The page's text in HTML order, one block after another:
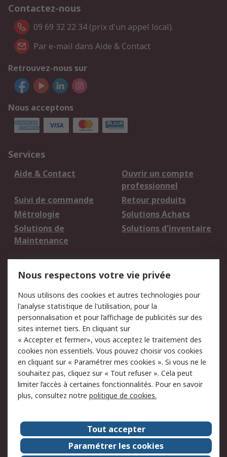
Contactez-nous
09 69 32 22 34 (prix d'un appel local).
Par e-mail dans Aide & Contact
Retrouvez-nous sur
Nous acceptons
Services
Aide & Contact
Ouvrir un compte
professionnel
Suivi de commande
Retour produits
Métrologie
Solutions Achats
Solutions de
Maintenance
Solutions d'inventaire
du site
Politique de protection
des données - Mise à
jour
Sécurité des E-mails
Conditions générales
de vente
Politique anti-
corruption
Campagnes marketing
A propos de RS
A propos de RS France
Evénements
Le groupe RS Group Plc
Presse
RS dans le monde
Démarche RSE
Nous respectons votre vie privée
Nous utilisons des cookies et autres technologies pour
l'analyse statistique de l'utilisation, pour la
personnalisation et pour l’affichage de publicités sur des
sites internet tiers. En cliquant sur
« Accepter et fermer», vous acceptez le traitement des
cookies non essentiels. Vous pouvez choisir vos cookies
en cliquant sur « Paramétrer mes cookies ». Si vous ne le
souhaitez pas, cliquez sur « Tout refuser ». Cela peut
limiter l’accès à certaines fonctionnalités. Pour en savoir
plus, consultez notre politique de cookies.
Tout accepter
Paramétrer les cookies